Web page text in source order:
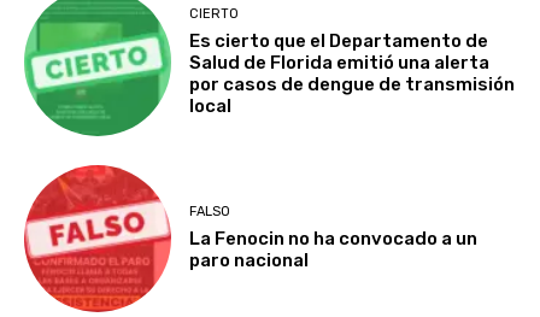
CIERTO
Es cierto que el Departamento de
Salud de Florida emitió una alerta
por casos de dengue de transmisión
local
FALSO
La Fenocin no ha convocado a un
paro nacional